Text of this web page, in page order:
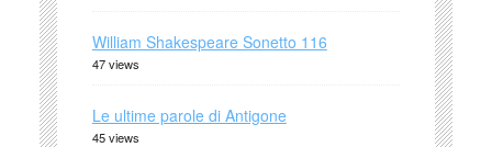
William Shakespeare Sonetto 116
47 views
Le ultime parole di Antigone
45 views